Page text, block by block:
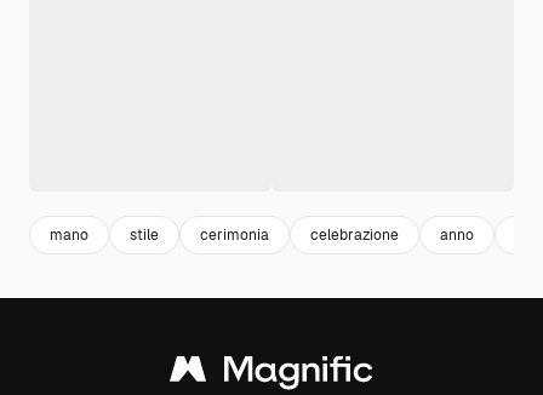
mano stile cerimonia celebrazione anno